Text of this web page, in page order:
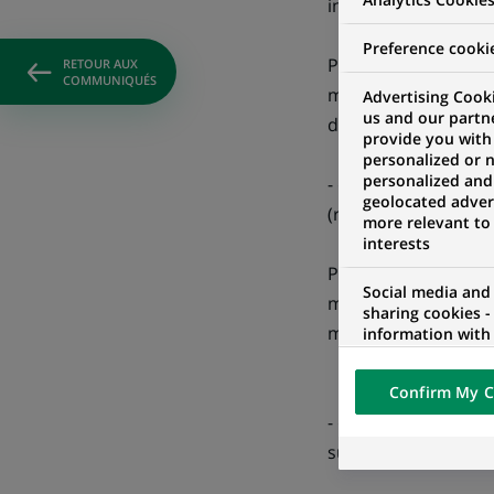
RETOUR AUX
COMMUNIQUÉS
inondations dans
Pour ce faire, le
millions d'euros
départements ;
- de crédit relais à
(renouvelable si
Pour les
mois. Pour les
montant maximum
- de crédits de
sur 5 ans (4 % pour
Preference
Advertising
us and our
provide you with
personalized or
personalized and
geolocated
more relevant
interests
Social media
sharing cookies
information with
networks and
visualization on
of the content
external website.
Confirm My